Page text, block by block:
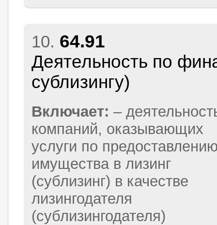
10. 64.91
Деятельность по
сублизингу)
Включает: –
компаний, оказывающих
услуги по
имущества в лизинг
(сублизинг) в качестве
лизингодателя
(сублизингодателя)